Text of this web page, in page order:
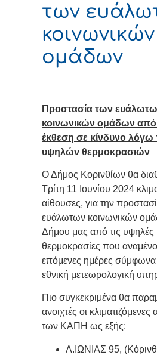
των
κοινωνικών
ομάδων
Προστασία των
κοινωνικών ομάδων από
έκθεση σε κίνδυνο λόγω
υψηλών θερμοκρασιών
Ο Δήμος Κορινθίων θα
Τρίτη 11 Ιουνίου 2024
αίθουσες, για την
ευάλωτων κοινωνικών
Δήμου μας από τις υψηλές
θερμοκρασίες που
επόμενες ημέρες σύμφωνα
εθνική μετεωρολογική
Πιο συγκεκριμένα θα
ανοιχτές οι κλιματιζόμενες
των ΚΑΠΗ ως εξής:
Λ.ΙΩΝΙΑΣ 95,